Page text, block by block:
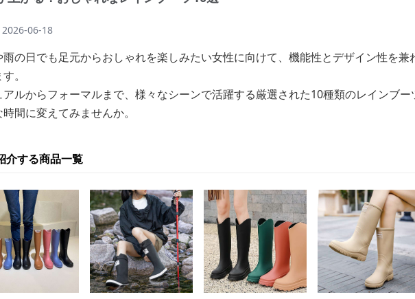
2026-06-18
雨の日でも足元からおしゃれを楽しみたい女性に向けて、機能性とデザイン性を兼
。
アルからフォーマルまで、様々なシーンで活躍する厳選された10種類のレインブ
間に変えてみませんか。
介する商品一覧